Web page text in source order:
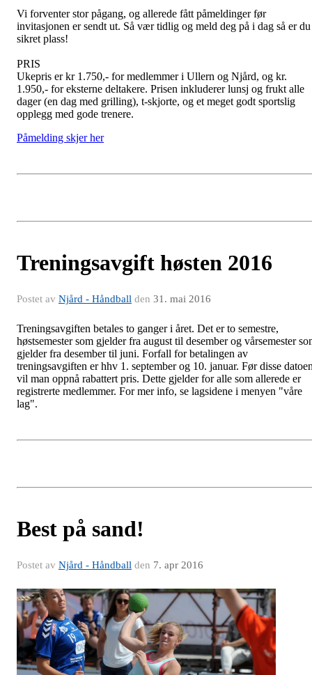
Vi forventer stor pågang, og allerede fått påmeldinger før
invitasjonen er sendt ut. Så vær tidlig og meld deg på i dag så er du
sikret plass!
PRIS
Ukepris er kr 1.750,- for medlemmer i Ullern og Njård, og kr.
1.950,- for eksterne deltakere. Prisen inkluderer lunsj og frukt alle
dager (en dag med grilling), t-skjorte, og et meget godt sportslig
opplegg med gode trenere.
Påmelding skjer her
Treningsavgift høsten 2016
Postet av Njård - Håndball den 31. mai 2016
Treningsavgiften betales to ganger i året. Det er to semestre,
høstsemester som gjelder fra august til desember og vårsemester
gjelder fra desember til juni. Forfall for betalingen av
treningsavgiften er hhv 1. september og 10. januar. Før disse
vil man oppnå rabattert pris. Dette gjelder for alle som allerede er
registrerte medlemmer. For mer info, se lagsidene i menyen "våre
lag".
Best på sand!
Postet av Njård - Håndball den 7. apr 2016